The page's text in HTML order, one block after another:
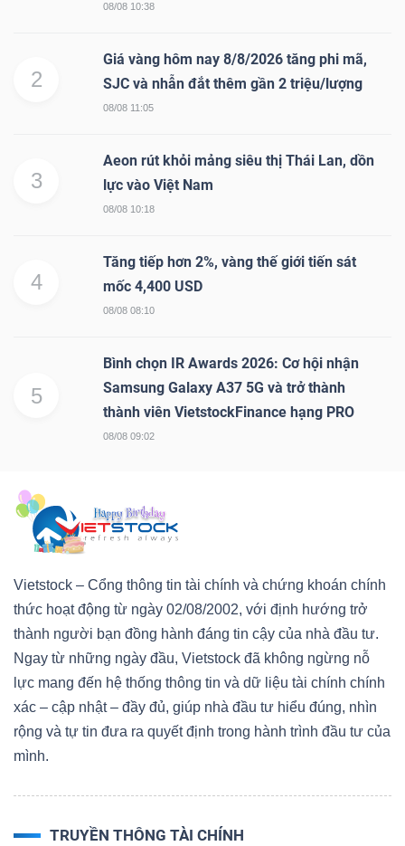
08/08 10:38
2
Giá vàng hôm nay 8/8/2026 tăng phi mã,
SJC và nhẫn đắt thêm gần 2 triệu/lượng
08/08 11:05
3
Aeon rút khỏi mảng siêu thị Thái Lan, dồn
lực vào Việt Nam
08/08 10:18
4
Tăng tiếp hơn 2%, vàng thế giới tiến sát
mốc 4,400 USD
08/08 08:10
5
Bình chọn IR Awards 2026: Cơ hội nhận
Samsung Galaxy A37 5G và trở thành
thành viên VietstockFinance hạng PRO
08/08 09:02
Vietstock – Cổng thông tin tài chính và chứng khoán chính
thức hoạt động từ ngày 02/08/2002, với định hướng trở
thành người bạn đồng hành đáng tin cậy của nhà đầu tư.
Ngay từ những ngày đầu, Vietstock đã không ngừng nỗ
lực mang đến hệ thống thông tin và dữ liệu tài chính chính
xác – cập nhật – đầy đủ, giúp nhà đầu tư hiểu đúng, nhìn
rộng và tự tin đưa ra quyết định trong hành trình đầu tư của
mình.
TRUYỀN THÔNG TÀI CHÍNH